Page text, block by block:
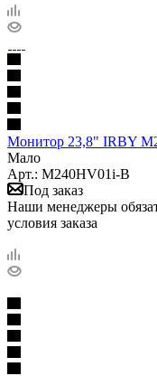
Монитор 23,8" IRBY
Мало
Арт.: M240HV01i-B
Под заказ
Наши менеджеры
условия заказа